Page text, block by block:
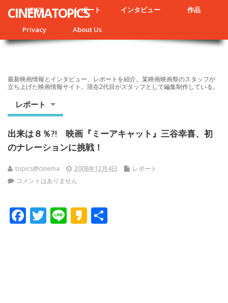
NEWS レポート インタビュー 作品
Privacy About Us
CINEMATOPICS
最新映画情報とインタビュー、レポートを紹介。某映画映画祭のスタッフが
立ち上げた映画情報サイト。現在2代目がスタッフとして編集制作している。
レポート
出来は８％?! 映画『ミーアキャット』三谷幸喜、初
のナレーションに挑戦！
topics@cinema 2008年12月4日
レポート
コメントはありません
F T Li K